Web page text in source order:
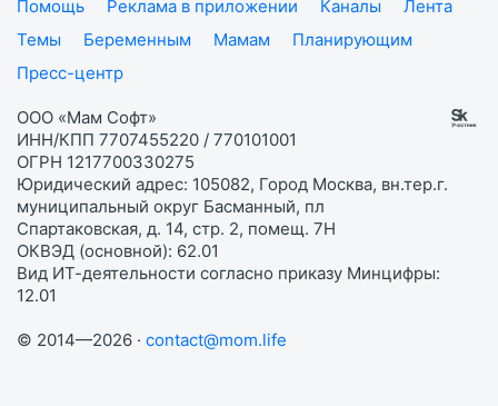
Помощь
Реклама в приложении Каналы
Лента
Темы
Беременным Мамам
Планирующим
Пресс-центр
ООО «Мам Софт»
ИНН/КПП 7707455220 / 770101001
ОГРН 1217700330275
Юридический адрес: 105082, Город Москва, вн.тер.г.
муниципальный округ Басманный, пл
Спартаковская, д. 14, стр. 2, помещ. 7Н
ОКВЭД (основной): 62.01
Вид ИТ-деятельности согласно приказу Минцифры:
12.01
© 2014—2026 · contact@mom.life